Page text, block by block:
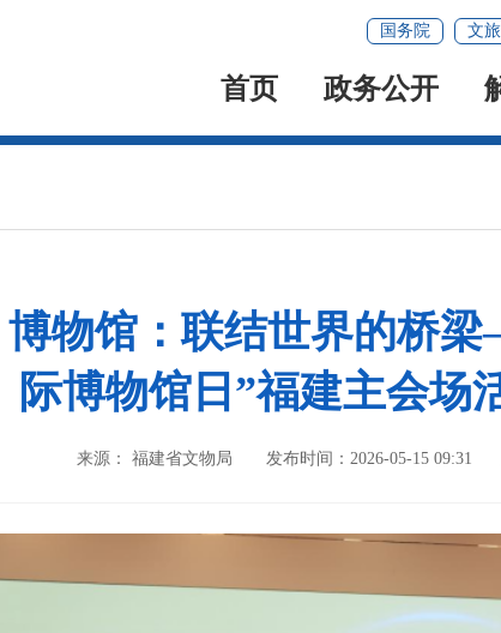
国务院 文
首页 政务公开
博物馆：联结世界的桥
际博物馆日”福建主会场
来源： 福建省文物局 发布时间：2026-05-15 09:31